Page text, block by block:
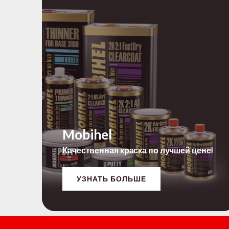
Mobihel
Качественная краска по лучшей цене!
УЗНАТЬ БОЛЬШЕ